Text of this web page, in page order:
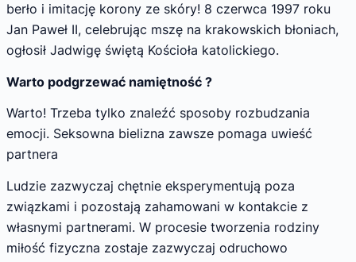
berło i imitację korony ze skóry! 8 czerwca 1997 roku
Jan Paweł II, celebrując mszę na krakowskich błoniach,
ogłosił Jadwigę świętą Kościoła katolickiego.
Warto podgrzewać namiętność ?
Warto! Trzeba tylko znaleźć sposoby rozbudzania
emocji. Seksowna bielizna zawsze pomaga uwieść
partnera
Ludzie zazwyczaj chętnie eksperymentują poza
związkami i pozostają zahamowani w kontakcie z
własnymi partnerami. W procesie tworzenia rodziny
miłość fizyczna zostaje zazwyczaj odruchowo